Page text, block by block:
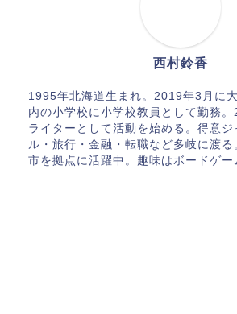
西村鈴香
1995年北海道生まれ。2019年3月に
内の小学校に小学校教員として勤務
ライターとして活動を始める。得意
ル・旅行・金融・転職など多岐に渡る
市を拠点に活躍中。趣味はボードゲー